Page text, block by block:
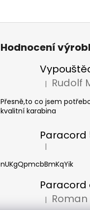
Hodnocení
Hodnocení
|
Přesně,to co jsem
kvalitní karabina
Hodnocení
|
nUKgQpmcbBmKqYik
Hodnocení
| Roman